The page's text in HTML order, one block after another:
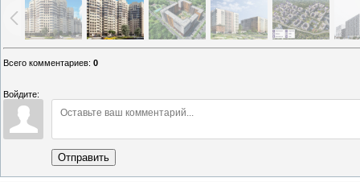
Всего комментариев: 0
Войдите:
Отправить